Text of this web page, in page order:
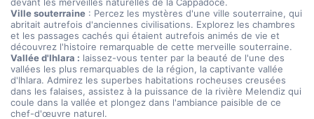
Ville souterraine : Percez les mystères d'une ville souterraine, qui
abritait autrefois d'anciennes civilisations. Explorez les chambres
et les passages cachés qui étaient autrefois animés de vie et
découvrez l'histoire remarquable de cette merveille souterraine.
Vallée d'Ihlara : laissez-vous tenter par la beauté de l'une des
vallées les plus remarquables de la région, la captivante vallée
d'Ihlara. Admirez les superbes habitations rocheuses creusées
dans les falaises, assistez à la puissance de la rivière Melendiz qui
coule dans la vallée et plongez dans l'ambiance paisible de ce
chef-d'œuvre naturel.